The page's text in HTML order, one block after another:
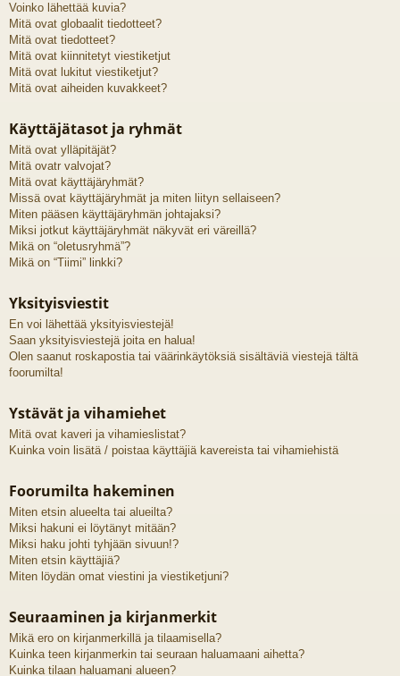
Voinko lähettää kuvia?
Mitä ovat globaalit tiedotteet?
Mitä ovat tiedotteet?
Mitä ovat kiinnitetyt viestiketjut
Mitä ovat lukitut viestiketjut?
Mitä ovat aiheiden kuvakkeet?
Käyttäjätasot ja ryhmät
Mitä ovat ylläpitäjät?
Mitä ovatr valvojat?
Mitä ovat käyttäjäryhmät?
Missä ovat käyttäjäryhmät ja miten liityn sellaiseen?
Miten pääsen käyttäjäryhmän johtajaksi?
Miksi jotkut käyttäjäryhmät näkyvät eri väreillä?
Mikä on “oletusryhmä”?
Mikä on “Tiimi” linkki?
Yksityisviestit
En voi lähettää yksityisviestejä!
Saan yksityisviestejä joita en halua!
Olen saanut roskapostia tai väärinkäytöksiä sisältäviä viestejä tältä
foorumilta!
Ystävät ja vihamiehet
Mitä ovat kaveri ja vihamieslistat?
Kuinka voin lisätä / poistaa käyttäjiä kavereista tai vihamiehistä
Foorumilta hakeminen
Miten etsin alueelta tai alueilta?
Miksi hakuni ei löytänyt mitään?
Miksi haku johti tyhjään sivuun!?
Miten etsin käyttäjiä?
Miten löydän omat viestini ja viestiketjuni?
Seuraaminen ja kirjanmerkit
Mikä ero on kirjanmerkillä ja tilaamisella?
Kuinka teen kirjanmerkin tai seuraan haluamaani aihetta?
Kuinka tilaan haluamani alueen?